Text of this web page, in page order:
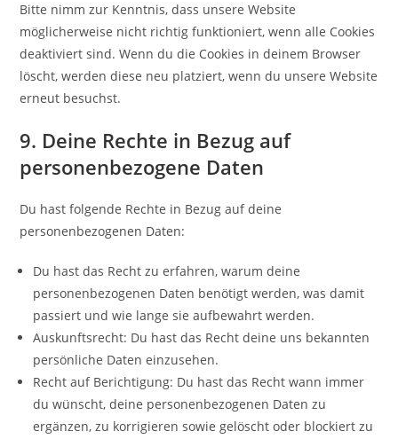
Bitte nimm zur Kenntnis, dass unsere Website
möglicherweise nicht richtig funktioniert, wenn alle Cookies
deaktiviert sind. Wenn du die Cookies in deinem Browser
löscht, werden diese neu platziert, wenn du unsere Website
erneut besuchst.
9. Deine Rechte in Bezug auf
personenbezogene Daten
Du hast folgende Rechte in Bezug auf deine
personenbezogenen Daten:
Du hast das Recht zu erfahren, warum deine
personenbezogenen Daten benötigt werden, was damit
passiert und wie lange sie aufbewahrt werden.
Auskunftsrecht: Du hast das Recht deine uns bekannten
persönliche Daten einzusehen.
Recht auf Berichtigung: Du hast das Recht wann immer
du wünscht, deine personenbezogenen Daten zu
ergänzen, zu korrigieren sowie gelöscht oder blockiert zu